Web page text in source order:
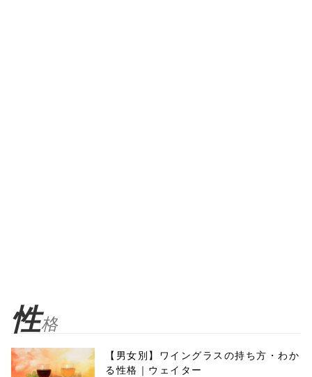
性格
【男女別】ワイングラスの持ち方・わか
る性格｜ウェイター